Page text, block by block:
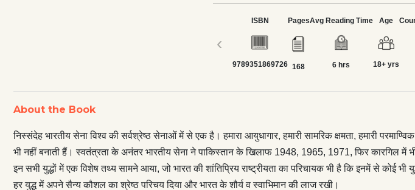
युद्ध जीते हैं। इन सभी युद्धों में एक विशेष तथ्य सामने आया, जो
का परिचायक भी है कि इनमें से कोई भी युद्ध भारत के द्वारा
कहें तो ये सभी युद्ध भारत पर थोपे गए थे। भारतीय
श्रेष्ठ परिचय दिया और भारत के शौर्य व स्वाभिमान की लाज रखी। युद्ध तथा
प्रामाणिक जीवनवृत्त प्रस्तुत करती पुस्तक, जिसे पढ़कर न
सम्मान बढ़ेगा वरन् उसके शौर्य और पराक्रम से हम प्रेरित भी
‹
ISBN
9789351869726
Pages
168
Avg Reading Time
6 hrs
Age
18+ yrs
About the Book
निस्संदेह भारतीय सेना विश्व की सर्वश्रेष्ठ सेनाओं में से एक है। हमारा आयुधागार, हमारी सामरिक क्षमता, हमारी
भी नहीं बनाती हैं। स्वतंत्रता के अनंतर भारतीय सेना ने पाकिस्तान के खिलाफ 1948, 1965, 1971, फिर कारगिल में
इन सभी युद्धों में एक विशेष तथ्य सामने आया, जो भारत की शांतिप्रिय राष्ट्रीयता का परिचायक भी है कि इनमें से कोई
हर युद्ध में अपने सैन्य कौशल का श्रेष्ठ परिचय दिया और भारत के शौर्य व स्वाभिमान की लाज रखी।